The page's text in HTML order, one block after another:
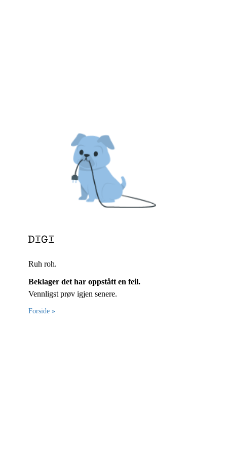
Ruh roh.
Beklager det har oppstått en feil.
Vennligst prøv igjen senere.
Forside »